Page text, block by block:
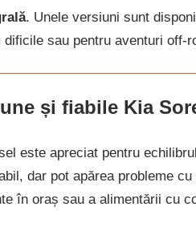
. Unele versiuni sunt
sau pentru aventuri off-
și fiabile Kia
este apreciat pentru
dar pot apărea probleme
în oraș sau a alimentării cu